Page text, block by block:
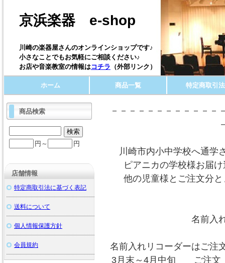
京浜楽器 e-shop
川崎の楽器屋さんのオンラインショップです♪
小さなことでもお気軽にご相談ください♪
お店や音楽教室の情報はコチラ （外部リンク）
ホーム 商品一覧 特定商取引法
－－－－－－－－－－－－
川崎市内小中学校へ通学
ピアニカの学校様お届
他の児童様とご注文分
名前入
名前入れリコーダーはご注
3月末～4月中旬 ご注文
商品検索
円～ 円
店舗情報
特定商取引法に基づく表記
送料について
個人情報保護方針
会員規約